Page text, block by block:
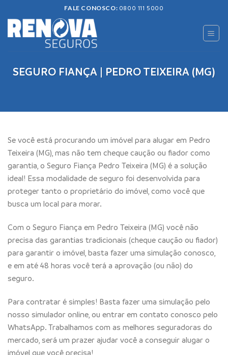
to
content
FALE CONOSCO: 0800 111 5000
SEGURO FIANÇA | PEDRO TEIXEIRA (MG)
Se você está procurando um imóvel para alugar em Pedro
Teixeira (MG), mas não tem cheque caução ou fiador como
garantia, o Seguro Fiança Pedro Teixeira (MG) é a solução
ideal! Essa modalidade de seguro foi desenvolvida para
proteger tanto o proprietário do imóvel, como você que
busca um local para morar.
Com o Seguro Fiança em Pedro Teixeira (MG) você não
precisa das garantias tradicionais (cheque caução ou fiador)
para garantir o imóvel, basta fazer uma simulação conosco,
e em até 48 horas você terá a aprovação (ou não) do
seguro.
Para contratar é simples! Basta fazer uma simulação pelo
nosso simulador online, ou entrar em contato conosco pelo
WhatsApp. Trabalhamos com as melhores seguradoras do
mercado, será um prazer ajudar você a conseguir alugar o
imóvel que você precisa!